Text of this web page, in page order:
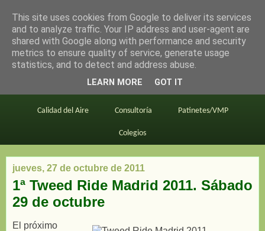
en bici por madrid
Este blog BiciMAD Primeros consejos
Calidad del Aire Consultoría Patinetes/VMP
Colegios
jueves, 27 de octubre de 2011
1ª Tweed Ride Madrid 2011. Sábado
29 de octubre
El próximo
This site uses cookies from Google to deliver its services
and to analyze traffic. Your IP address and user-agent are
shared with Google along with performance and security
metrics to ensure quality of service, generate usage
statistics, and to detect and address abuse.
LEARN MORE GOT IT